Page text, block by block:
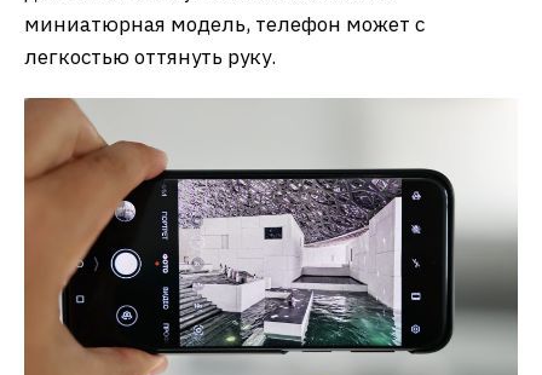
миниатюрная модель, телефон может с
легкостью оттянуть руку.